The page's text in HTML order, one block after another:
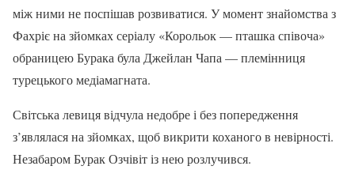
між ними не поспішав розвиватися. У момент знайомства з
Фахріє на зйомках серіалу «Корольок — пташка співоча»
обраницею Бурака була Джейлан Чапа — племінниця
турецького медіамагната.
Світська левиця відчула недобре і без попередження
з’являлася на зйомках, щоб викрити коханого в невірності.
Незабаром Бурак Озчівіт із нею розлучився.